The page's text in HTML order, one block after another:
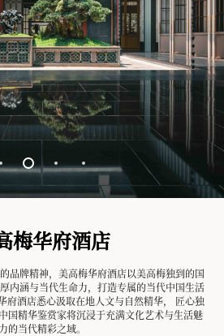
梅华府酒店
品牌精神，美高梅华府酒店以美高梅独到的国
内涵与当代生命力，打造专属的当代中国生活
府酒店悉心汲取在地人文与自然精华， 匠心独
国精华鉴赏家将沉浸于充满文化艺术与生活魅
力的当代精彩之域。